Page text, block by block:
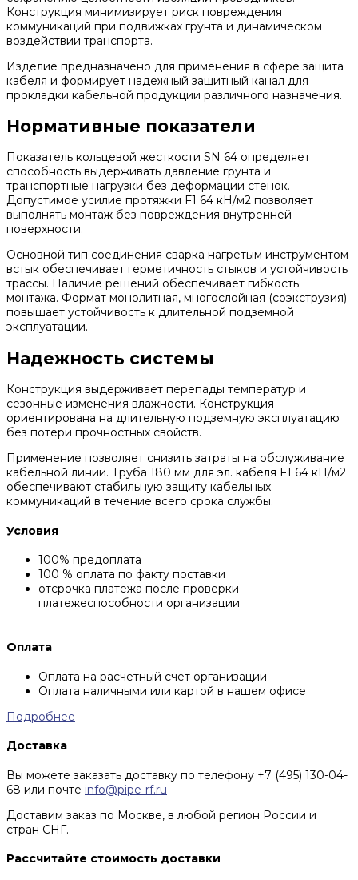
Конструкция минимизирует риск повреждения
коммуникаций при подвижках грунта и динамическом
воздействии транспорта.
Изделие предназначено для применения в сфере защита
кабеля и формирует надежный защитный канал для
прокладки кабельной продукции различного назначения.
Нормативные показатели
Показатель кольцевой жесткости SN 64 определяет
способность выдерживать давление грунта и
транспортные нагрузки без деформации стенок.
Допустимое усилие протяжки F1 64 кН/м2 позволяет
выполнять монтаж без повреждения внутренней
поверхности.
Основной тип соединения сварка нагретым инструментом
встык обеспечивает герметичность стыков и устойчивость
трассы. Наличие решений обеспечивает гибкость
монтажа. Формат монолитная, многослойная (соэкструзия)
повышает устойчивость к длительной подземной
эксплуатации.
Надежность системы
Конструкция выдерживает перепады температур и
сезонные изменения влажности. Конструкция
ориентирована на длительную подземную эксплуатацию
без потери прочностных свойств.
Применение позволяет снизить затраты на обслуживание
кабельной линии. Труба 180 мм для эл. кабеля F1 64 кН/м2
обеспечивают стабильную защиту кабельных
коммуникаций в течение всего срока службы.
Условия
100% предоплата
100 % оплата по факту поставки
отсрочка платежа после проверки
платежеспособности организации
Оплата
Оплата на расчетный счет организации
Оплата наличными или картой в нашем офисе
Подробнее
Доставка
Вы можете заказать доставку по телефону +7 (495) 130-04-
68 или почте info@pipe-rf.ru
Доставим заказ по Москве, в любой регион России и
стран СНГ.
Рассчитайте стоимость доставки